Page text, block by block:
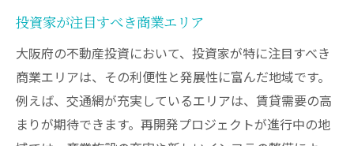
投資家が注目すべき商業エリア
大阪府の不動産投資において、投資家が特に注目すべき
商業エリアは、その利便性と発展性に富んだ地域です。
例えば、交通網が充実しているエリアは、賃貸需要の高
まりが期待できます。再開発プロジェクトが進行中の地